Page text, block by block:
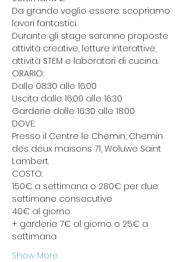
Da grande voglio essere: scopriamo
lavori fantastici.
Durante gli stage saranno proposte
attività creative, letture interattive,
attività STEM e laboratori di cucina.
ORARIO:
Dalle 08:30 alle 16:00
Uscita dalle 16:00 alle 16:30
Garderie dalle 16:30 alle 18:00
DOVE:
Presso il Centre le Chemin, Chemin
des deux maisons 71, Woluwe Saint
Lambert.
COSTO:
150€ a settimana o 280€ per due
settimane consecutive
40€ al giorno
+ garderie 7€ al giorno o 25€ a
settimana
Show More